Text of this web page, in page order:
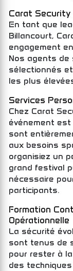
Carat Security
En tant que
Billancourt,
engagement
Nos agents
sélectionnés
les plus
Services
Chez Carat
événement est
sont
aux besoins
organisiez un
grand festival
nécessaire
participants.
Formation
Opérationnelle
La sécurité
sont tenus de
pour rester à
des